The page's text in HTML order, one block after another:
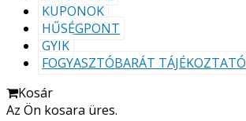
KUPONOK
HŰSÉGPONT
GYIK
FOGYASZTÓBARÁT TÁJÉKOZTATÓ
Kosár
Az Ön kosara üres.